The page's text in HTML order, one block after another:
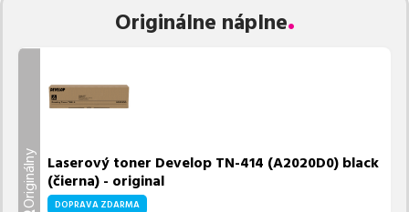
Vieme, že pri nákupe zohráva dôležitú úlohu aj dostupnosť. Preto
pravidelne naskladňovať produkty, aby boli ihneď k
dispozícii na odoslanie.
Ak si pri výbere nie ste istí, ktoré riešenie je pre vaše potreby
nás kedykoľvek obrátiť e-mailom alebo telefonicky. Sme tu, aby
sme vám pomohli vybrať to najlepšie riešenie.
Originálne náplne
Originálny Laserový toner Develop TN-414 (A2020D0) black
(čierna) - original
DOPRAVA ZDARMA